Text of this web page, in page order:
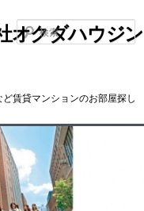
オクダハウジン
賃貸マンションのお部屋探し